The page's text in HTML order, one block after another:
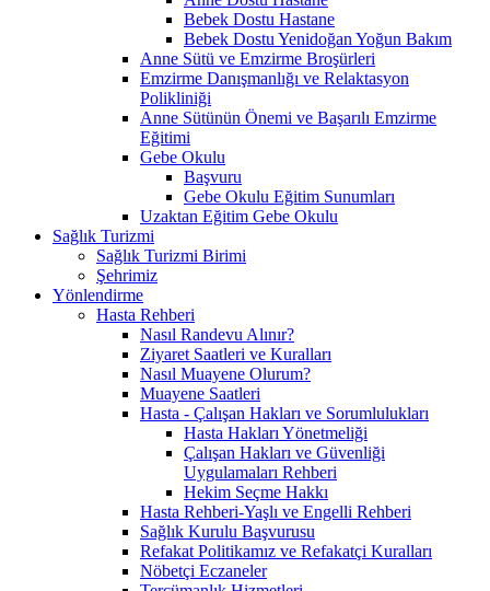
Bebek Dostu Hastane
Bebek Dostu Yenidoğan Yoğun Bakım
Anne Sütü ve Emzirme Broşürleri
Emzirme Danışmanlığı ve Relaktasyon
Polikliniği
Anne Sütünün Önemi ve Başarılı Emzirme
Eğitimi
Gebe Okulu
Başvuru
Gebe Okulu Eğitim Sunumları
Uzaktan Eğitim Gebe Okulu
Sağlık Turizmi
Sağlık Turizmi Birimi
Şehrimiz
Yönlendirme
Hasta Rehberi
Nasıl Randevu Alınır?
Ziyaret Saatleri ve Kuralları
Nasıl Muayene Olurum?
Muayene Saatleri
Hasta - Çalışan Hakları ve Sorumlulukları
Hasta Hakları Yönetmeliği
Çalışan Hakları ve Güvenliği
Uygulamaları Rehberi
Hekim Seçme Hakkı
Hasta Rehberi-Yaşlı ve Engelli Rehberi
Sağlık Kurulu Başvurusu
Refakat Politikamız ve Refakatçi Kuralları
Nöbetçi Eczaneler